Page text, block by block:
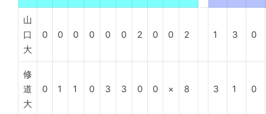
山
口
大
0 0 0 0 0 0 2 0 0 2 1 3 0
修
道
大
0 1 1 0 3 3 0 0 × 8 3 1 0